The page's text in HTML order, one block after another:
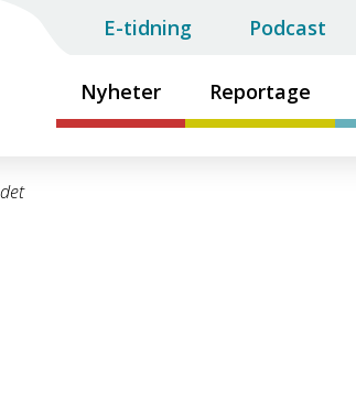
Nyheter Reportage
E-tidning Podcast